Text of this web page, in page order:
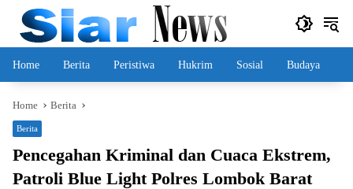
content
Home Berita Peristiwa Hukrim Sosial Budaya
Home Berita
Berita
Pencegahan Kriminal dan Cuaca Ekstrem,
Patroli Blue Light Polres Lombok Barat